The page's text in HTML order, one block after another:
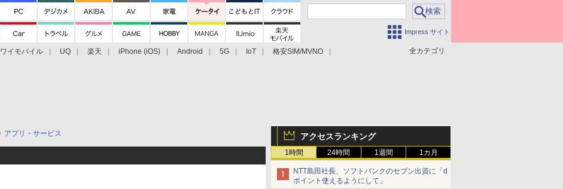
Impress サイト
全カテゴリ
ワイモバイル UQ 楽天 iPhone (iOS) Android 5G IoT
格安SIM/MVNO
アクセスランキング
1時間 24時間 1週間 1カ月
NTT島田社長、ソフトバンクのセブン出資に「d
ポイント使えるようにして」
アプリ・サービス